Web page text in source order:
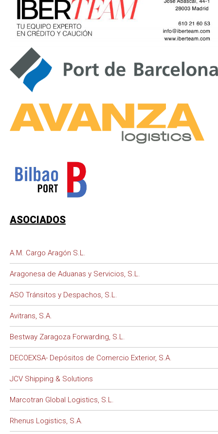
ASOCIADOS
A.M. Cargo Aragón S.L.
Aragonesa de Aduanas y Servicios, S.L.
ASO Tránsitos y Despachos, S.L.
Avitrans, S.A.
Bestway Zaragoza Forwarding, S.L.
DECOEXSA- Depósitos de Comercio Exterior, S.A.
JCV Shipping & Solutions
Marcotran Global Logistics, S.L.
Rhenus Logistics, S.A.